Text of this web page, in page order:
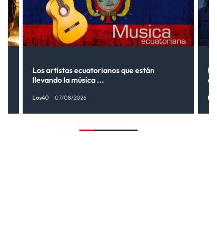
Los artistas ecuatorianos que están
llevando la música ...
Los40 07/08/2026